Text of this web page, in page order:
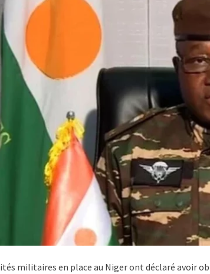
militaires en place au Niger ont déclaré avoir